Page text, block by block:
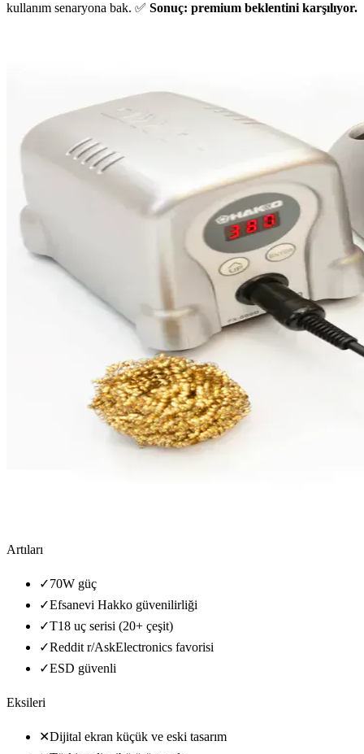
kullanım senaryona bak. ✅ Sonuç: premium beklentini karşılıyor.
Artıları
✓70W güç
✓Efsanevi Hakko güvenilirliği
✓T18 uç serisi (20+ çeşit)
✓Reddit r/AskElectronics favorisi
✓ESD güvenli
Eksileri
✕Dijital ekran küçük ve eski tasarım